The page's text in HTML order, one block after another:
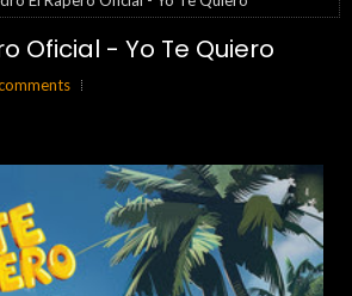
Oficial - Yo Te Quiero